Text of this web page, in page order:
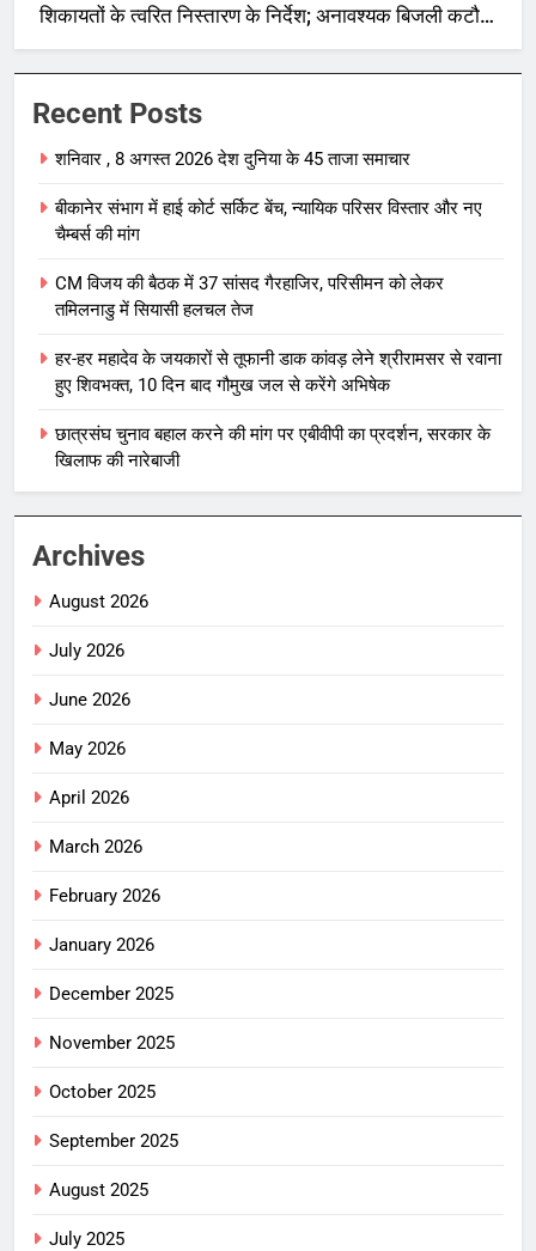
शिकायतों के त्वरित निस्तारण के निर्देश; अनावश्यक बिजली कटौती
पर सख्त रुख
Recent Posts
शनिवार , 8 अगस्त 2026 देश दुनिया के 45 ताजा समाचार
बीकानेर संभाग में हाई कोर्ट सर्किट बेंच, न्यायिक परिसर विस्तार और नए
चैम्बर्स की मांग
CM विजय की बैठक में 37 सांसद गैरहाजिर, परिसीमन को लेकर
तमिलनाडु में सियासी हलचल तेज
हर-हर महादेव के जयकारों से तूफानी डाक कांवड़ लेने श्रीरामसर से रवाना
हुए शिवभक्त, 10 दिन बाद गौमुख जल से करेंगे अभिषेक
छात्रसंघ चुनाव बहाल करने की मांग पर एबीवीपी का प्रदर्शन, सरकार के
खिलाफ की नारेबाजी
Archives
August 2026
July 2026
June 2026
May 2026
April 2026
March 2026
February 2026
January 2026
December 2025
November 2025
October 2025
September 2025
August 2025
July 2025